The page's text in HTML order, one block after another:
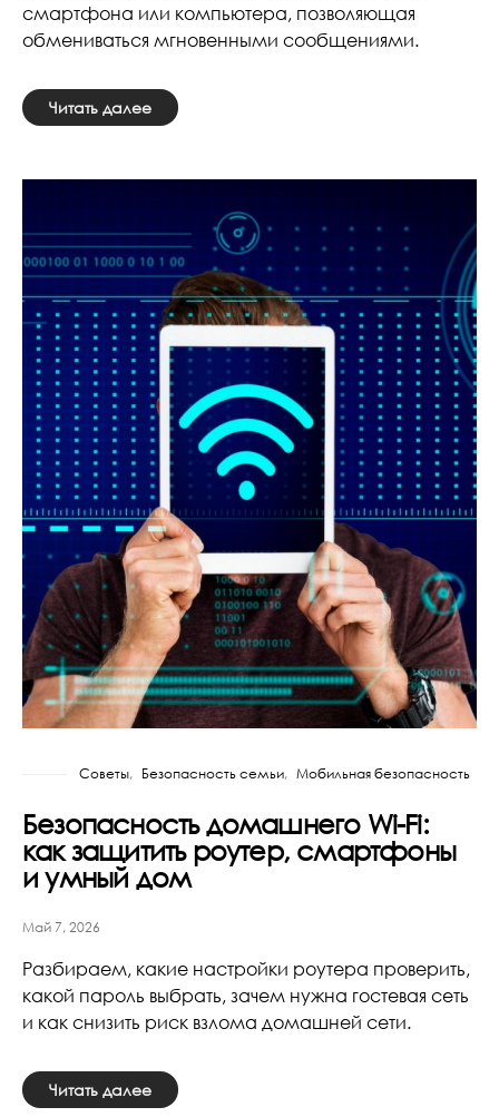
смартфона или компьютера, позволяющая
обмениваться мгновенными сообщениями.
Читать далее
Советы Безопасность семьи Мобильная безопасность
Безопасность домашнего Wi-Fi:
как защитить роутер, смартфоны
и умный дом
Май 7, 2026
Разбираем, какие настройки роутера проверить,
какой пароль выбрать, зачем нужна гостевая сеть
и как снизить риск взлома домашней сети.
Читать далее